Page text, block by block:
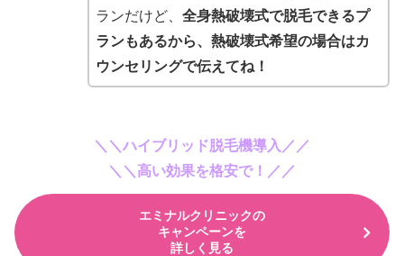
ランだけど、 全身熱破壊式で脱毛できるプ
ランもあるから、熱破壊式希望の場合はカ
ウンセリングで伝えてね！
＼＼ハイブリッド脱毛機導入／／
＼＼高い効果を格安で！／／
エミナルクリニックの
キャンペーンを
詳しく見る